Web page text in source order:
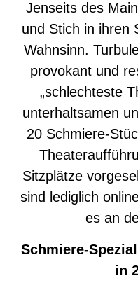
Jenseits des
und Stich in ihren
Wahnsinn.
provokant und
„schlechteste
unterhaltsamen
20 Schmiere-
Sitzplätze
sind lediglich
es an
Schmiere-
in